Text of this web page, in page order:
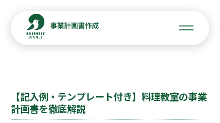
【記入例・テンプレート付き】料理教室の事業
計画書を徹底解説